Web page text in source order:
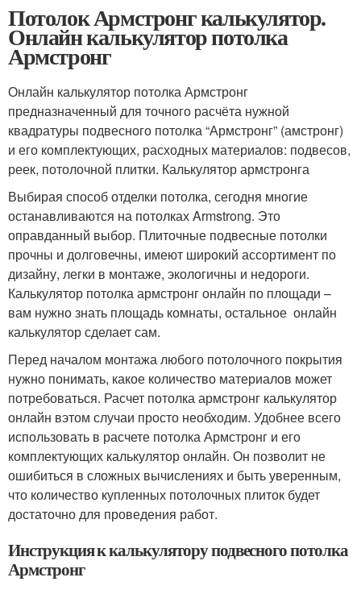
Потолок Армстронг калькулятор.
Онлайн калькулятор потолка
Армстронг
Онлайн калькулятор потолка Армстронг
предназначенный для точного расчёта нужной
квадратуры подвесного потолка “Армстронг” (амстронг)
и его комплектующих, расходных материалов: подвесов,
реек, потолочной плитки. Калькулятор армстронга
Выбирая способ отделки потолка, сегодня многие
останавливаются на потолках Armstrong. Это
оправданный выбор. Плиточные подвесные потолки
прочны и долговечны, имеют широкий ассортимент по
дизайну, легки в монтаже, экологичны и недороги.
Калькулятор потолка армстронг онлайн по площади –
вам нужно знать площадь комнаты, остальное онлайн
калькулятор сделает сам.
Перед началом монтажа любого потолочного покрытия
нужно понимать, какое количество материалов может
потребоваться. Расчет потолка армстронг калькулятор
онлайн вэтом случаи просто необходим. Удобнее всего
использовать в расчете потолка Армстронг и его
комплектующих калькулятор онлайн. Он позволит не
ошибиться в сложных вычислениях и быть уверенным,
что количество купленных потолочных плиток будет
достаточно для проведения работ.
Инструкция к калькулятору подвесного потолка
Армстронг